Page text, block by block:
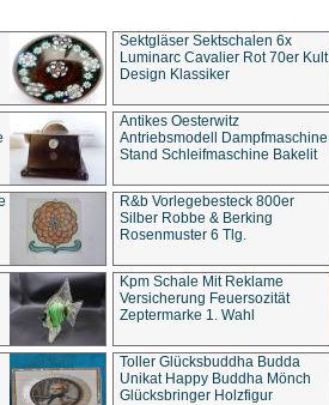
Sektgläser Sektschalen 6x
Luminarc Cavalier Rot 70er Kult
Design Klassiker
Antikes Oesterwitz
Antriebsmodell Dampfmaschine
Stand Schleifmaschine Bakelit
R&b Vorlegebesteck 800er
Silber Robbe & Berking
Rosenmuster 6 Tlg.
Kpm Schale Mit Reklame
Versicherung Feuersozität
Zeptermarke 1. Wahl
Toller Glücksbuddha Budda
Unikat Happy Buddha Mönch
Glücksbringer Holzfigur